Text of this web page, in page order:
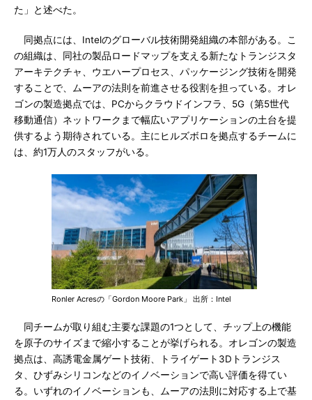
た」と述べた。
同拠点には、Intelのグローバル技術開発組織の本部がある。こ
の組織は、同社の製品ロードマップを支える新たなトランジスタ
アーキテクチャ、ウエハープロセス、パッケージング技術を開発
することで、ムーアの法則を前進させる役割を担っている。オレ
ゴンの製造拠点では、PCからクラウドインフラ、5G（第5世代
移動通信）ネットワークまで幅広いアプリケーションの土台を提
供するよう期待されている。主にヒルズボロを拠点するチームに
は、約1万人のスタッフがいる。
Ronler Acresの「Gordon Moore Park」 出所：Intel
同チームが取り組む主要な課題の1つとして、チップ上の機能
を原子のサイズまで縮小することが挙げられる。オレゴンの製造
拠点は、高誘電金属ゲート技術、トライゲート3Dトランジス
タ、ひずみシリコンなどのイノベーションで高い評価を得てい
る。いずれのイノベーションも、ムーアの法則に対応する上で基